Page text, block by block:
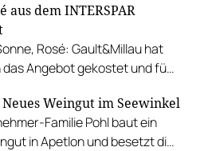
aus dem INTERSPAR
Rosé: Gault&Millau hat
Angebot gekostet und fünf
Weingut im Seewinkel
Familie Pohl baut ein
in Apetlon und besetzt die